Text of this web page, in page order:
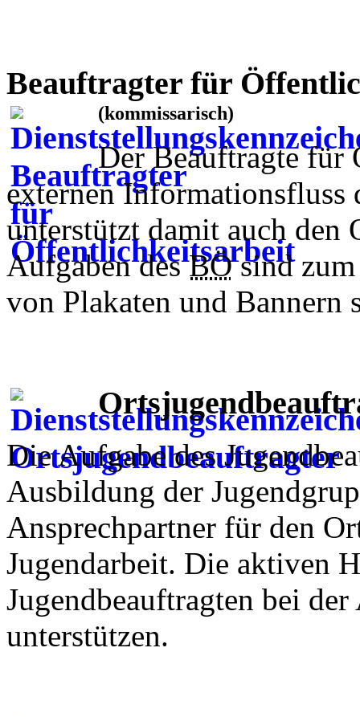
Beauftragter für
(kommissarisch)
Der Beauftragte für
externen Informationsfluss
unterstützt damit auch den
Aufgaben desBÖsind zum
von Plakaten und Bannern
Die Aufgabe des
Ausbildung der
Ansprechpartner für den
Jugendarbeit. Die aktiven
Jugendbeauftragten bei
unterstützen.